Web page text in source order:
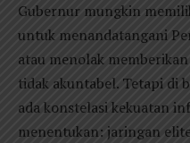
Gubernur mungkin
untuk menandatangani
atau menolak
tidak akuntabel. Tetapi di
ada konstelasi kekuatan
menentukan: jaringan